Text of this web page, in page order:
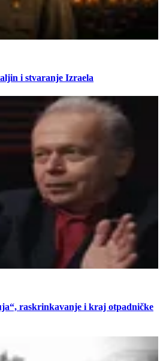
i stvaranje Izraela
raskrinkavanje i kraj otpadničke